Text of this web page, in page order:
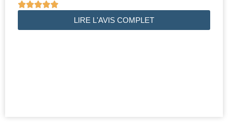

LIRE L'AVIS COMPLET